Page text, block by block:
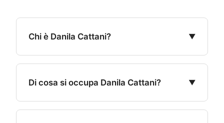
Chi è Danila Cattani?
Danila Cattani è una personal trainer, body
Trentino nel 1990. È atleta della categoria
bikini IFBB Pro League e coach online
specializzata nell'allenamento femminile.
Di cosa si occupa Danila Cattani?
Danila lavora come personal trainer e